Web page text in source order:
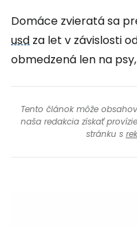
Domáce zvieratá sa
usd za let v závislosti
obmedzená len na
Tento článok môže
naša redakcia získať
stránku s